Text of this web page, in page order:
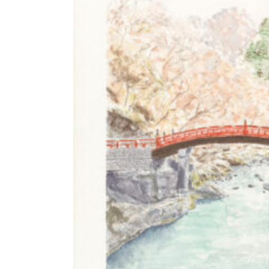
CHOIX DES